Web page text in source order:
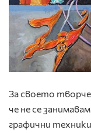
За своето
че не се
графични